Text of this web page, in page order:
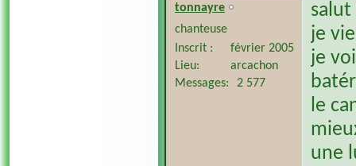
tonnayre
chanteuse
Inscrit
février 2005
Lieu
arcachon
Messages
2 577
salut
je
je
le
une